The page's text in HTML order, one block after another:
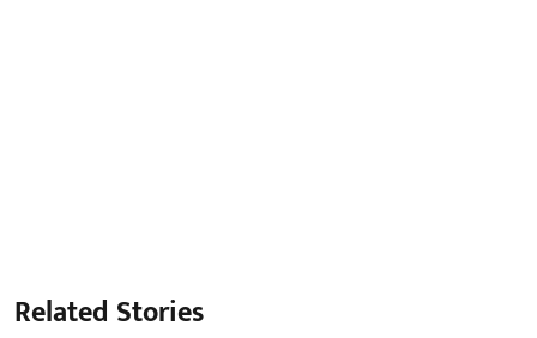
Related Stories